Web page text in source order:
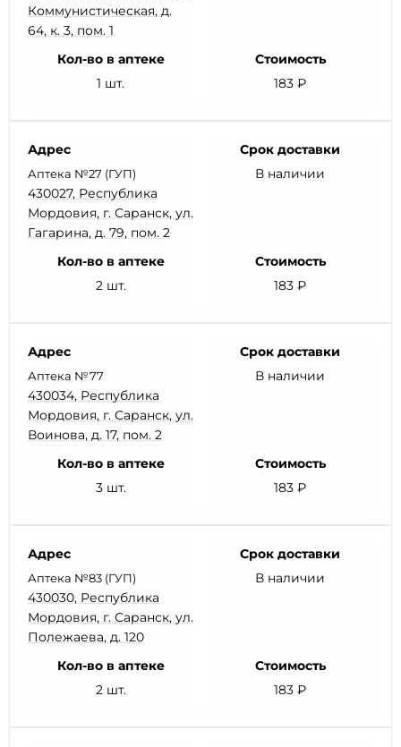
Коммунистическая, д.
64, к. 3, пом. 1
Кол-во в аптеке
1 шт.
Стоимость
183 ₽
Адрес
Аптека №27 (ГУП)
430027, Республика
Мордовия, г. Саранск, ул.
Гагарина, д. 79, пом. 2
Срок доставки
В наличии
Кол-во в аптеке
2 шт.
Стоимость
183 ₽
Адрес
Аптека №77
430034, Республика
Мордовия, г. Саранск, ул.
Воинова, д. 17, пом. 2
Срок доставки
В наличии
Кол-во в аптеке
3 шт.
Стоимость
183 ₽
Адрес
Аптека №83 (ГУП)
430030, Республика
Мордовия, г. Саранск, ул.
Полежаева, д. 120
Срок доставки
В наличии
Кол-во в аптеке
2 шт.
Стоимость
183 ₽